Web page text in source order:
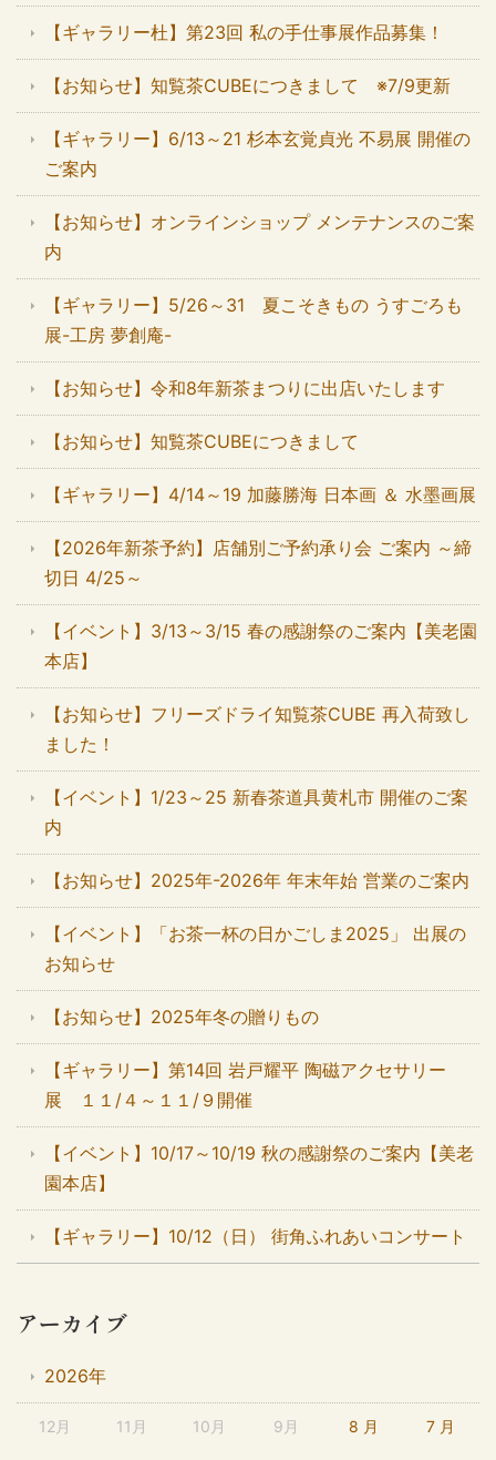
【ギャラリー杜】第23回 私の手仕事展作品募集！
【お知らせ】知覧茶CUBEにつきまして ※7/9更新
【ギャラリー】6/13～21 杉本玄覚貞光 不易展 開催の
ご案内
【お知らせ】オンラインショップ メンテナンスのご案
内
【ギャラリー】5/26～31 夏こそきもの うすごろも
展-工房 夢創庵-
【お知らせ】令和8年新茶まつりに出店いたします
【お知らせ】知覧茶CUBEにつきまして
【ギャラリー】4/14～19 加藤勝海 日本画 ＆ 水墨画展
【2026年新茶予約】店舗別ご予約承り会 ご案内 ～締
切日 4/25～
【イベント】3/13～3/15 春の感謝祭のご案内【美老園
本店】
【お知らせ】フリーズドライ知覧茶CUBE 再入荷致し
ました！
【イベント】1/23～25 新春茶道具黄札市 開催のご案
内
【お知らせ】2025年-2026年 年末年始 営業のご案内
【イベント】「お茶一杯の日かごしま2025」 出展の
お知らせ
【お知らせ】2025年冬の贈りもの
【ギャラリー】第14回 岩戸耀平 陶磁アクセサリー
展 １１/４～１１/９開催
【イベント】10/17～10/19 秋の感謝祭のご案内【美老
園本店】
【ギャラリー】10/12（日） 街角ふれあいコンサート
アーカイブ
2026年
12月 11月 10月 9月 8 月 7 月